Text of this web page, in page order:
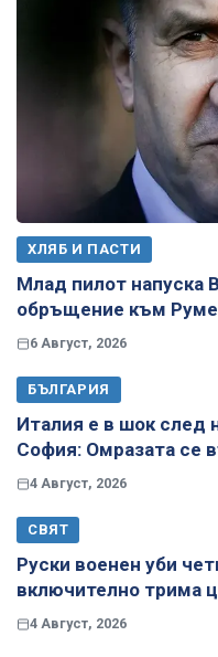
ХЛЯБ И ПАСТИ
Млад пилот напуска
обръщение към
6 Август, 2026
БЪЛГАРИЯ
Италия е в шок след
София: Омразата се
4 Август, 2026
СВЯТ
Руски военен уби
включително трима
4 Август, 2026